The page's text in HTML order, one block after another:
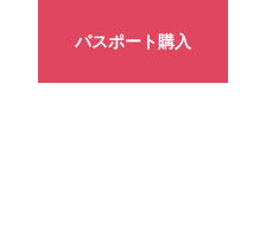
パスポート購入